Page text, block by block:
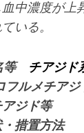
中濃度が上
いる。
等 チアジド
ルメチアジ
ジド等
措置方法